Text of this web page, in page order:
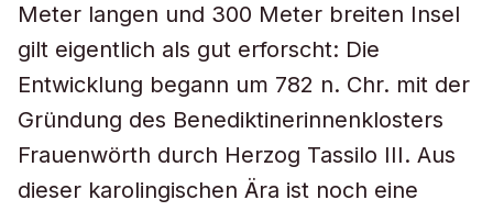
Meter langen und 300 Meter breiten Insel
gilt eigentlich als gut erforscht: Die
Entwicklung begann um 782 n. Chr. mit der
Gründung des Benediktinerinnenklosters
Frauenwörth durch Herzog Tassilo III. Aus
dieser karolingischen Ära ist noch eine